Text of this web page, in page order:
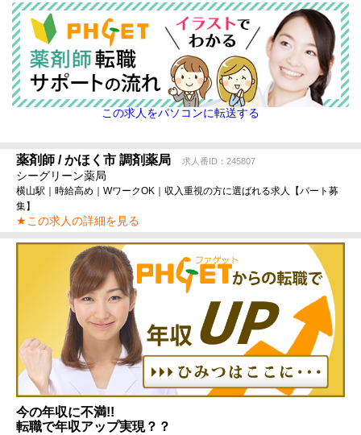
この求人をパソコンに転送する
薬剤師 / かほく市 調剤薬局 求人番ID：245807
シーグリーン薬局
横山駅｜時給高め｜WワークOK｜収入重視の方に選ばれる求人【パート募
集】
★この求人の詳細を見る
今の年収に不満!!
転職で年収アップ実現？？